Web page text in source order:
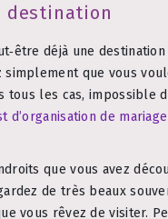
destination
déjà une
simplement que vous
tous les cas, impossible
d’organisation de mariage
que vous avez
de très beaux
vous rêvez de visiter.